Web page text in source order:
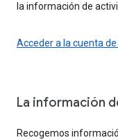
la información de
Acceder a la cuenta de
La información
Recogemos